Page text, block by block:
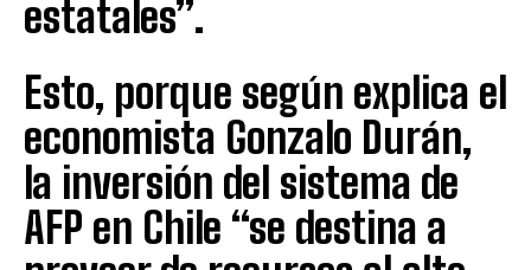
estatales”.
Esto, porque según explica el
economista Gonzalo Durán,
la inversión del sistema de
AFP en Chile “se destina a